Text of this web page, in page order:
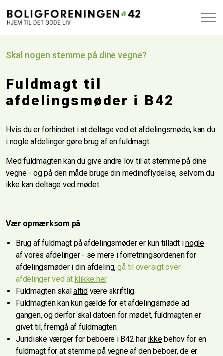
Skal nogen stemme på dine vegne?
Fuldmagt til
afdelingsmøder i B42
Hvis du er forhindret i at deltage ved et afdelingsmøde, kan du
i nogle afdelinger gøre brug af en fuldmagt.
Med fuldmagten kan du give andre lov til at stemme på dine
vegne - og på den måde bruge din medindflydelse, selvom du
ikke kan deltage ved mødet.
Vær opmærksom på:
Brug af fuldmagt på afdelingsmøder er kun tilladt inogle
af vores afdelinger - se mere i forretningsordenen for
afdelingsmøder i din afdeling,gå til oversigt over
afdelinger ved at klikke her.
Fuldmagten skalaltidvære skriftlig.
Fuldmagten kan kun gælde for et afdelingsmøde ad
gangen, og derfor skal datoen for mødet, fuldmagten er
givet til, fremgå af fuldmagten.
Juridiske værger for beboere i B42 har ikkebehov for en
fuldmagt for at stemme på vegne af den beboer, de er